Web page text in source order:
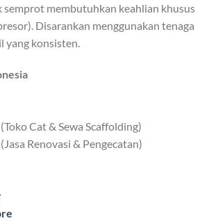
semprot membutuhkan keahlian khusus
Disarankan menggunakan tenaga
yang konsisten.
(Toko Cat & Sewa Scaffolding)
(Jasa Renovasi & Pengecatan)